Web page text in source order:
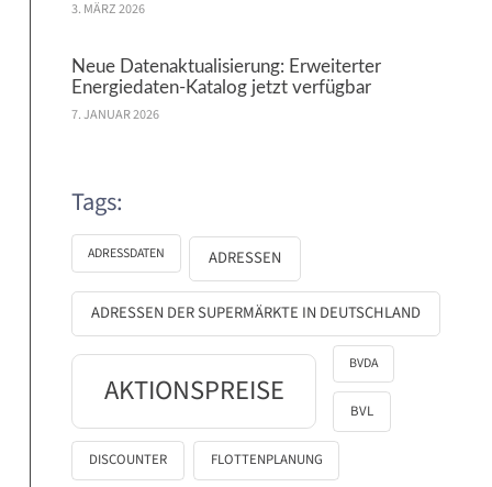
3. MÄRZ 2026
Neue Datenaktualisierung: Erweiterter
Energiedaten-Katalog jetzt verfügbar
7. JANUAR 2026
Tags:
ADRESSDATEN ADRESSEN
ADRESSEN DER SUPERMÄRKTE IN DEUTSCHLAND
AKTIONSPREISE
BVDA
BVL
DISCOUNTER FLOTTENPLANUNG